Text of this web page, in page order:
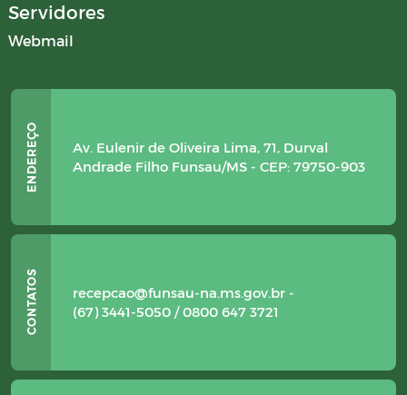
Servidores
Webmail
Av. Eulenir de Oliveira Lima, 71, Durval
Andrade Filho Funsau/MS - CEP: 79750-903
recepcao@funsau-na.ms.gov.br -
(67) 3441-5050 / 0800 647 3721